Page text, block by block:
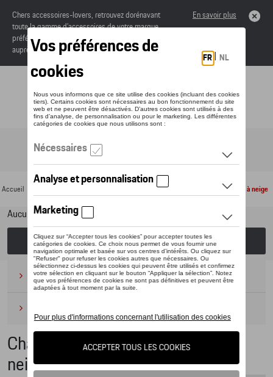
Chers accessoires-lovers, retrouvez dorénavant
toute la gamme d’accessoires de votre marque
préférée sous forme de catalogue à commander
auprès de votre concessionaire.
En savoir plus
Toggle navigation
Accueil > Chaînes à neige et chausettes à neige
Aucun modèle sélectionné (Tout afficher)
Choisissez un modèle
Camping(2)
Chaînes à neige et chausettes à
neige